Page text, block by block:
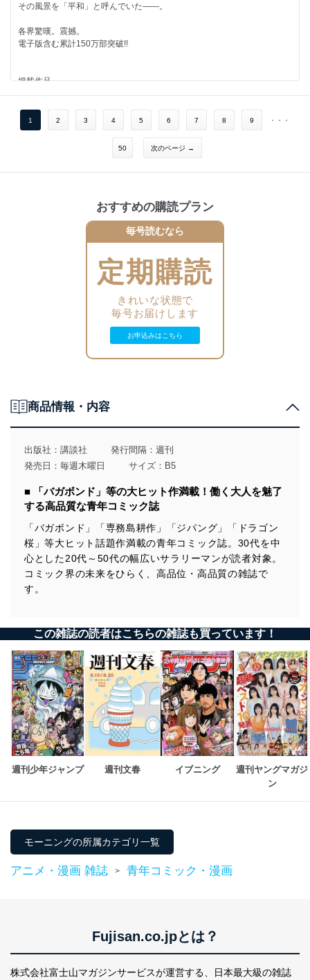
その風景を「平和」と呼んでいた――。
各界驚嘆。震撼。
電子版含む累計150万部突破!!
掲載作品
ついに、厳（げん）のNEWアイテムのお披露目――!!
泣いて笑って野球して。クライマックス!! 最後の甲子園編!!
組の若手が大集合！これが極道の「元気が出る昼飯」!!
1 2 3 4 5 6 7 8 9 ・・・
50 次のページ →
おすすめの購読プラン
毎号読むなら
定期購読
きれいな状態で
毎号お届けします
お申込みはこちら
商品情報・内容
出版社： 講談社
発行間隔：週刊
発売日：毎週木曜日
サイズ：B5
■ 「バガボンド」等の大ヒット作満載！働く大人を魅了
する高品質な青年コミック誌
「バガボンド」「専務島耕作」「ジパング」「ドラゴン
桜」等大ヒット話題作満載の青年コミック誌。30代を中
心とした20代～50代の幅広いサラリーマンが読者対象。
コミック界の未来をひらく、高品位・高品質の雑誌で
す。
この雑誌の読者はこちらの雑誌も買っています！
週刊少年ジャンプ 週刊文春 イブニング
週刊ヤングマガジ
ン
モーニングの所属カテゴリ一覧
アニメ・漫画 雑誌 > 青年コミック・漫画
Fujisan.co.jpとは？
株式会社富士山マガジンサービスが運営する、
日本最大級の雑誌